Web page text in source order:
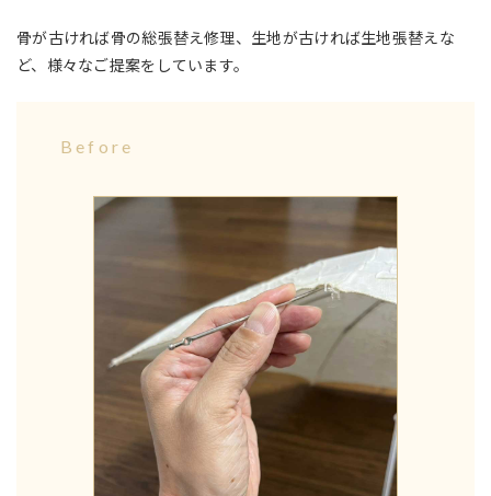
骨が古ければ骨の総張替え修理、生地が古ければ生地張替えな
ど、様々なご提案をしています。
Before